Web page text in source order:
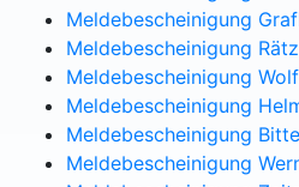
Meldebescheinigung
Meldebescheinigung
Meldebescheinigung
Meldebescheinigung
Meldebescheinigung
Meldebescheinigung